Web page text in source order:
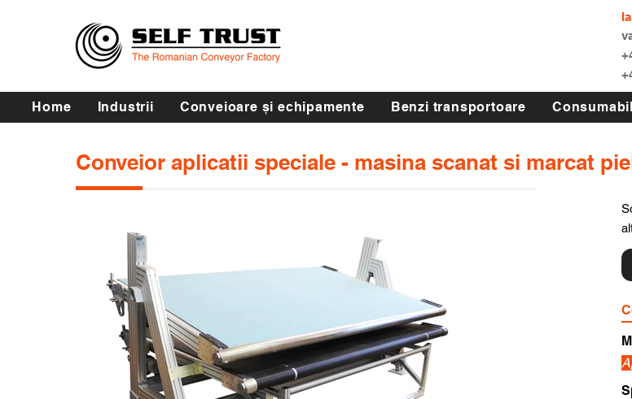
Home Industrii Conveioare și echipamente Benzi transportoare
Conveior aplicatii speciale - masina scanat si marcat